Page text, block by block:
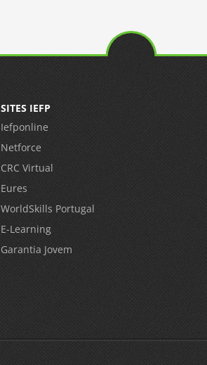
SITES IEFP
Iefponline
Netforce
CRC Virtual
Eures
WorldSkills Portugal
E-Learning
Garantia Jovem